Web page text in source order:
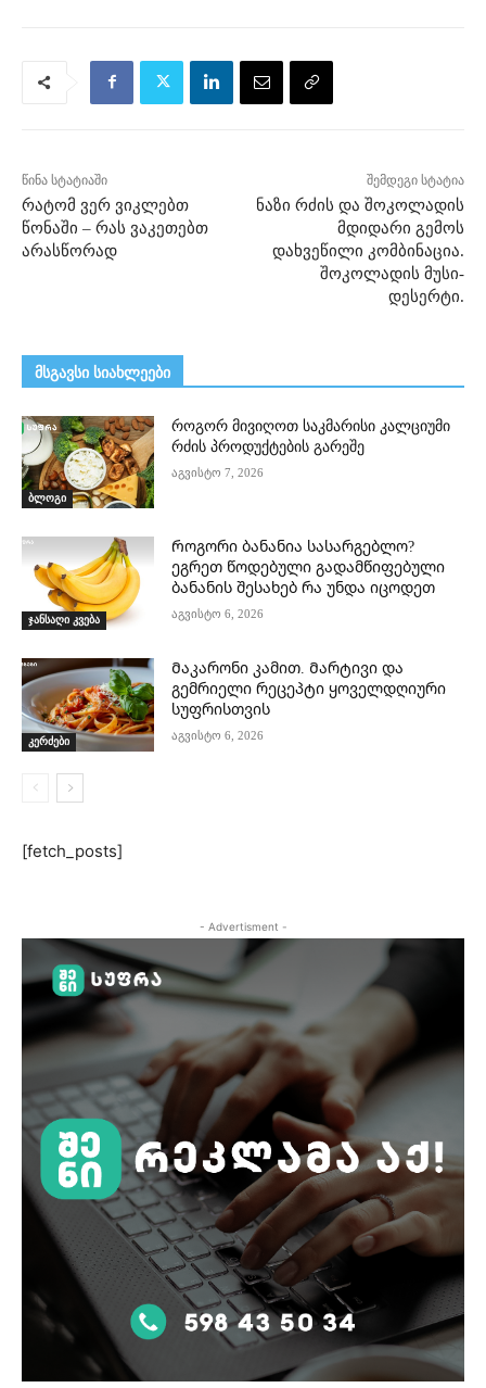
წინა სტატიაში
რატომ ვერ ვიკლებთ
წონაში – რას ვაკეთებთ
არასწორად
შემდეგი სტატია
ნაზი რძის და შოკოლადის
მდიდარი გემოს
დახვეწილი კომბინაცია.
შოკოლადის მუსი-
დესერტი.
მსგავსი სიახლეები
ბლოგი
როგორ მივიღოთ საკმარისი კალციუმი
რძის პროდუქტების გარეშე
აგვისტო 7, 2026
ჯანსაღი კვება
Როგორი ბანანია სასარგებლო?
ეგრეთ წოდებული გადამწიფებული
ბანანის შესახებ რა უნდა იცოდეთ
აგვისტო 6, 2026
კერძები
Მაკარონი კამით. Მარტივი და
გემრიელი რეცეპტი ყოველდღიური
სუფრისთვის
აგვისტო 6, 2026
[fetch_posts]
- Advertisment -